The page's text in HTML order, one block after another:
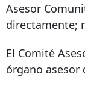
Asesor
directamente;
El Comité
órgano asesor